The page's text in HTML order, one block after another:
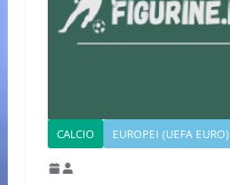
CALCIO EUROPEI (UEFA EURO)